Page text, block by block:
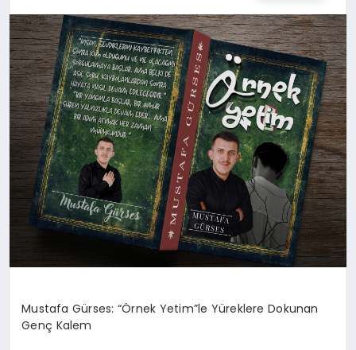
Mustafa Gürses: “Örnek Yetim”le Yüreklere Dokunan
Genç Kalem